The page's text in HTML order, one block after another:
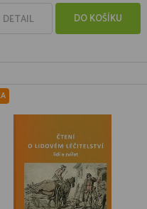
DETAIL DO KOŠÍKU